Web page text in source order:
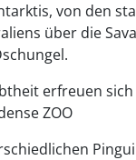
von den
über die
erfreuen
ZOO